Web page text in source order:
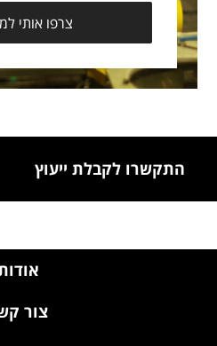
צרפו אותי
התקשרו לקבלת ייעוץ
צור